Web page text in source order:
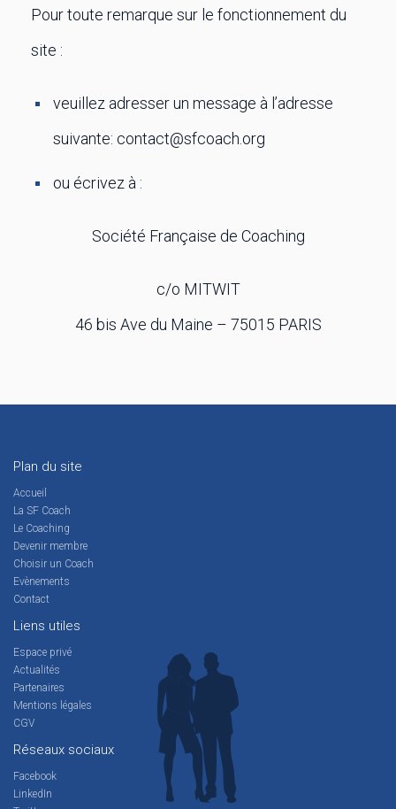
Pour toute remarque sur le fonctionnement du
site :
veuillez adresser un message à l’adresse
suivante: contact@sfcoach.org
ou écrivez à :
Société Française de Coaching
c/o MITWIT
46 bis Ave du Maine – 75015 PARIS
Plan du site
Accueil
La SF Coach
Le Coaching
Devenir membre
Choisir un Coach
Evènements
Contact
Liens utiles
Espace privé
Actualités
Partenaires
Mentions légales
CGV
Réseaux sociaux
Facebook
LinkedIn